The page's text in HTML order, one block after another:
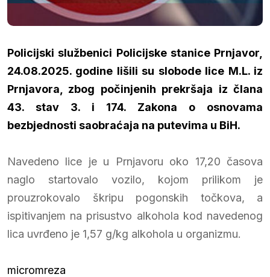
Policijski službenici Policijske stanice Prnjavor,
24.08.2025. godine lišili su slobode lice M.L. iz
Prnjavora, zbog počinjenih prekršaja iz člana
43. stav 3. i 174. Zakona o osnovama
bezbjednosti saobraćaja na putevima u BiH.
Navedeno lice je u Prnjavoru oko 17,20 časova
naglo startovalo vozilo, kojom prilikom je
prouzrokovalo škripu pogonskih točkova, a
ispitivanjem na prisustvo alkohola kod navedenog
lica uvrđeno je 1,57 g/kg alkohola u organizmu.
micromreza